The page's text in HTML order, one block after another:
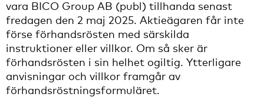
vara BICO Group AB (publ) tillhanda senast
fredagen den 2 maj 2025. Aktieägaren får inte
förse förhandsrösten med särskilda
instruktioner eller villkor. Om så sker är
förhandsrösten i sin helhet ogiltig. Ytterligare
anvisningar och villkor framgår av
förhandsröstningsformuläret.